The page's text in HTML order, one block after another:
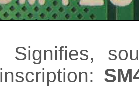
Signifies,
inscription: